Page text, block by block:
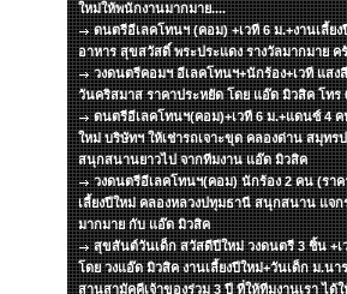
ใหม่ให้พนักงานมากมาย....
ดนตรีอีเลคโทนฯ (คอม) +เวที 6 ม.+งานเลี้ย
อาหาร สุขสวัสดิ์ พระประแดง รางวัลมากมาย ค
วงดนตรีคอมฯ อีเลคโทนฯ+นักร้อง+เวที แสง
วันคริสมาส ราคาประหยัด โดย แอ๊ด มิวสิค โทร
ดนตรีอีเลคโทนฯ(คอม)+เวที 6 ม.+แดนซ์ 4 ค
ใหม่ บริษัทฯ ให้เช่ารถเจาะขุด คลองด่าน สมุทร
สนุกสนานยาวไป จากทีมงาน แอ๊ด มิวสิค
วงดนตรีอีเลคโทนฯ(คอม) นักร้อง 2 คน (รา
เลี้ยงปีใหม่ คลองหลวงปทุมธานี สนุกสนาน แจก
มากมาย กับ แอ๊ด มิวสิค
สุขสันต์วันเด็ก สวัสดีปีใหม่ วงดนตรี 3 ชิ้น +เ
โดย วงแอ๊ด มิวสิค งานเลี้ยงปีใหม่+วันเด็ก ม.นา
สานสามัคคีเจ้าของร่วม 3 ปี ที่ให้ทีมงานเรา ได้